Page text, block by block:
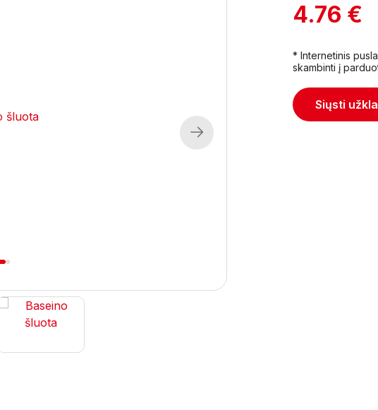
Next
2
4.76 €
* Internetinis
skambinti į
Siųsti